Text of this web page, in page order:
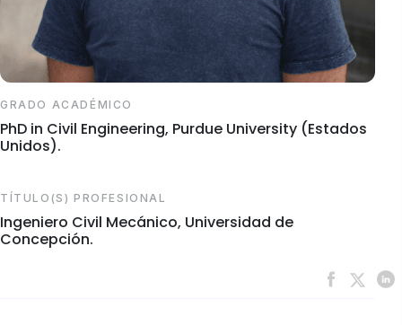
GRADO ACADÉMICO
PhD in Civil Engineering, Purdue University (Estados
Unidos).
TÍTULO(S) PROFESIONAL
Ingeniero Civil Mecánico, Universidad de
Concepción.